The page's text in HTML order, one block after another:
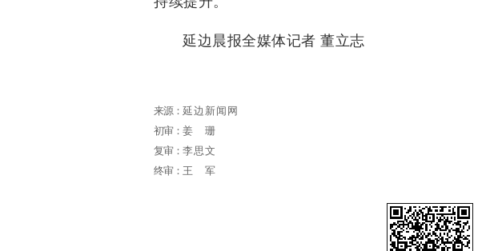
延边晨报全媒体记者 董立志
来源： 延边新闻网
初审： 姜珊
复审： 李思文
终审： 王军